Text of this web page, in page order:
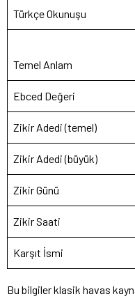
Türkçe Okunuşu
Temel Anlam
Ebced Değeri
Zikir Adedi (temel)
Zikir Adedi (büyük)
Zikir Günü
Zikir Saati
Karşıt İsmi
Bu bilgiler klasik havas